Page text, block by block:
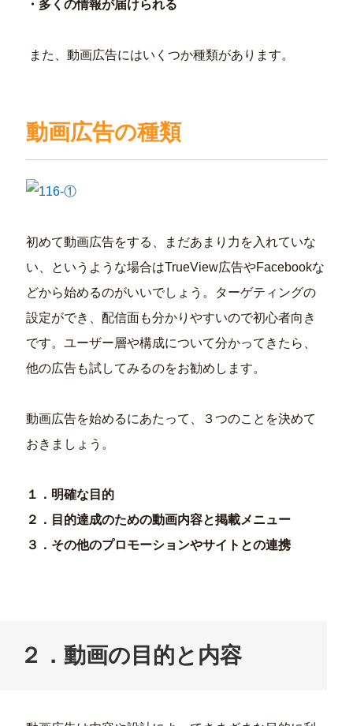
・多くの情報が届けられる
また、動画広告にはいくつか種類があります。
動画広告の種類
初めて動画広告をする、まだあまり力を入れていな
い、というような場合はTrueView広告やFacebookな
どから始めるのがいいでしょう。ターゲティングの
設定ができ、配信面も分かりやすいので初心者向き
です。ユーザー層や構成について分かってきたら、
他の広告も試してみるのをお勧めします。
動画広告を始めるにあたって、３つのことを決めて
おきましょう。
１．明確な目的
２．目的達成のための動画内容と掲載メニュー
３．その他のプロモーションやサイトとの連携
２．動画の目的と内容